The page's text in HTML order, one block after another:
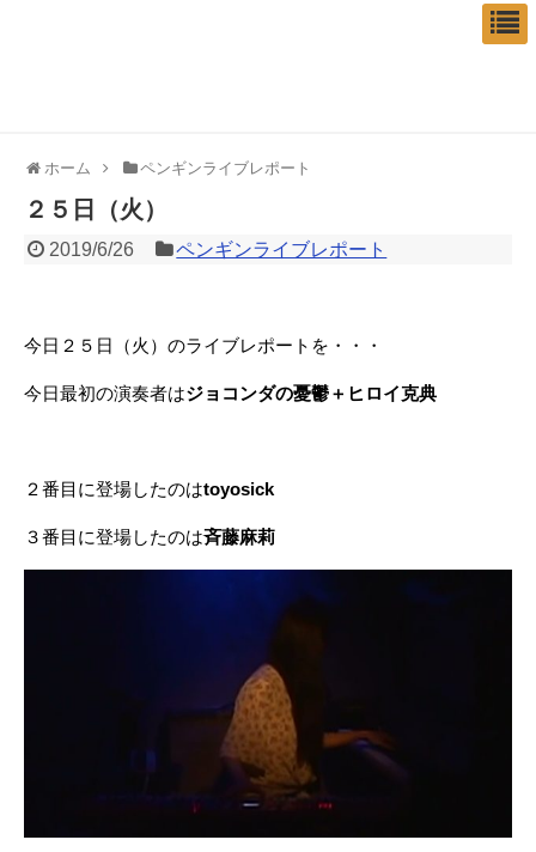
ホーム ペンギンライブレポート
２５日（火）
2019/6/26 ペンギンライブレポート
今日２５日（火）のライブレポートを・・・
今日最初の演奏者はジョコンダの憂鬱＋ヒロイ克典
２番目に登場したのはtoyosick
３番目に登場したのは斉藤麻莉